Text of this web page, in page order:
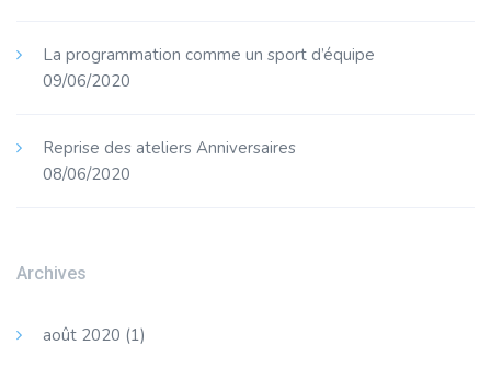
La programmation comme un sport d’équipe
09/06/2020
Reprise des ateliers Anniversaires
08/06/2020
Archives
août 2020 (1)